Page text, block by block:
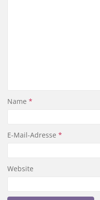
Name *
E-Mail-Adresse *
Website